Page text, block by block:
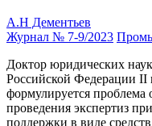
А.Н Дементьев
Журнал № 7-9/2023
Доктор юридических
Российской Федерации II
формулируется проблема
проведения экспертиз
поддержки в виде